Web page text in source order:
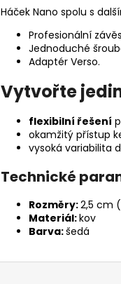
Háček Nano spolu s
Profesionální
Jednoduché
Adaptér Verso.
Vytvořte
flexibilní řešení
okamžitý přístup
vysoká variabilita
Technické
Rozměry:2,5 cm
Materiál:kov
Barva:šedá